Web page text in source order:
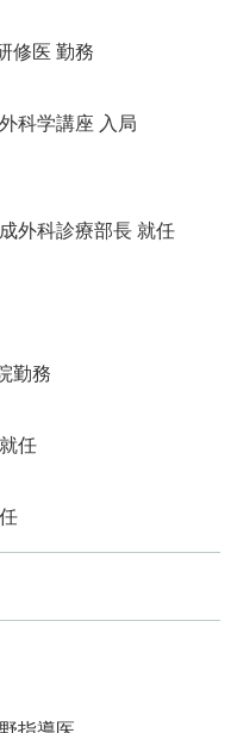
修医 勤務
科学講座 入局
外科診療部長 就任
勤務
任